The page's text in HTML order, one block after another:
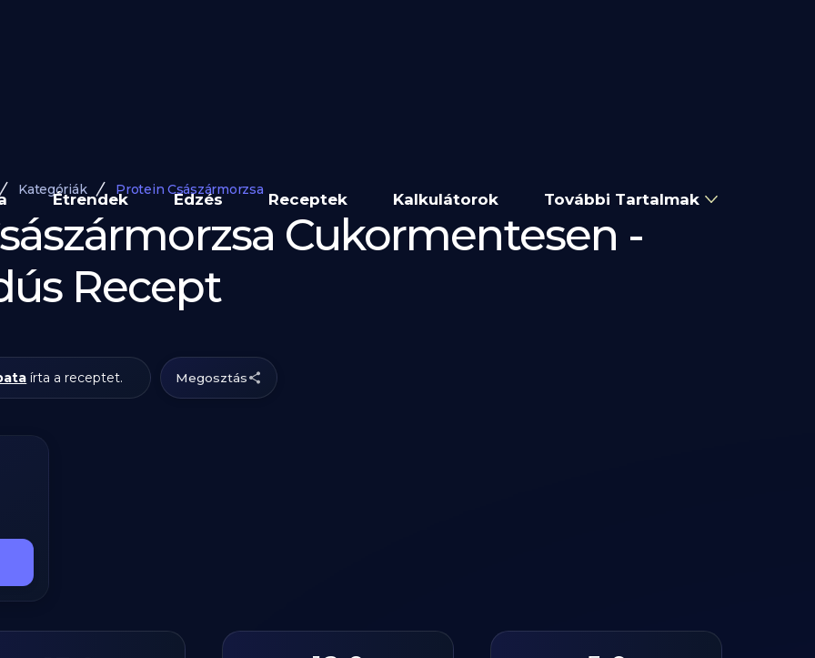
Étrendek Edzés Receptek Kalkulátorok További Tartalmak
Kategóriák Protein Császármorzsa
Cukormentesen -
Recept
írta a receptet. Megosztás